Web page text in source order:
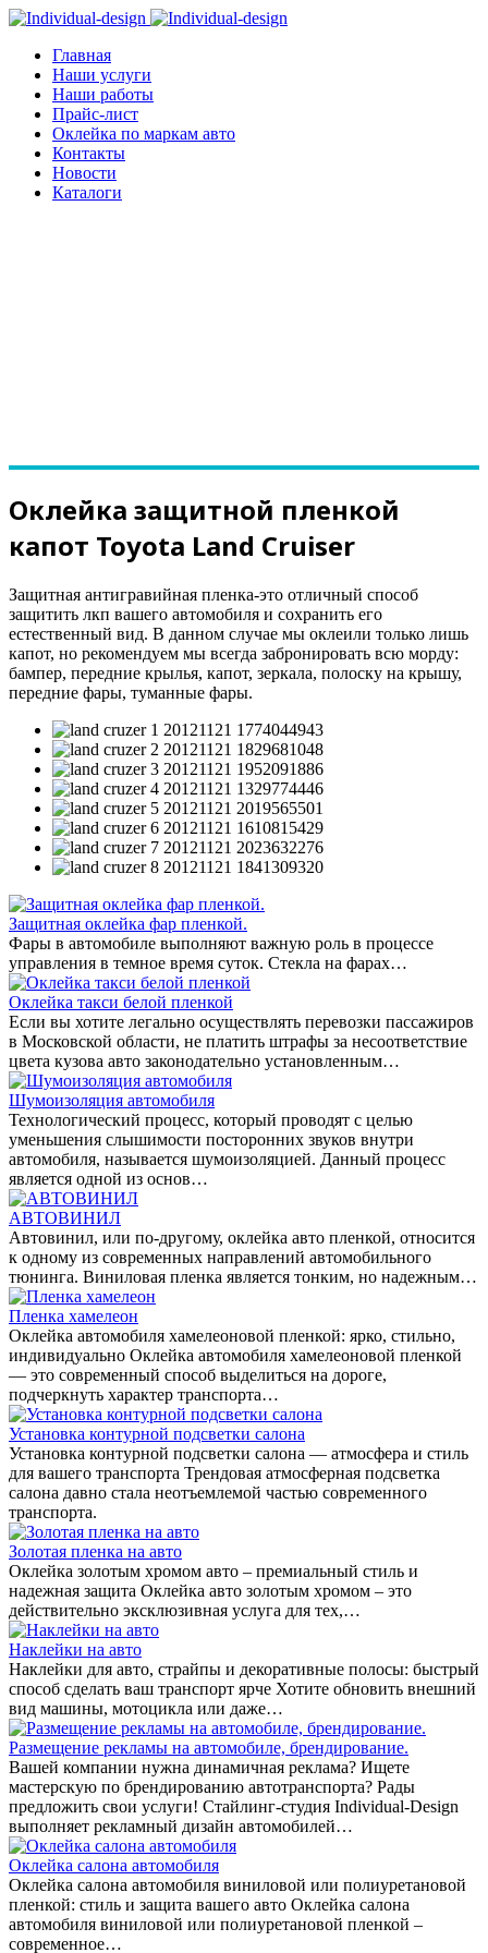
Главная
Наши услуги
Наши работы
Прайс-лист
Оклейка по маркам авто
Контакты
Новости
Каталоги
Оклейка защитной пленкой
капот Toyota Land Cruiser
Защитная антигравийная пленка-это отличный способ
защитить лкп вашего автомобиля и сохранить его
естественный вид. В данном случае мы оклеили только лишь
капот, но рекомендуем мы всегда забронировать всю морду:
бампер, передние крылья, капот, зеркала, полоску на крышу,
передние фары, туманные фары.
Защитная оклейка фар пленкой.
Фары в автомобиле выполняют важную роль в процессе
управления в темное время суток. Стекла на фарах…
Оклейка такси белой пленкой
Если вы хотите легально осуществлять перевозки пассажиров
в Московской области, не платить штрафы за несоответствие
цвета кузова авто законодательно установленным…
Шумоизоляция автомобиля
Технологический процесс, который проводят с целью
уменьшения слышимости посторонних звуков внутри
автомобиля, называется шумоизоляцией. Данный процесс
является одной из основ…
АВТОВИНИЛ
Автовинил, или по-другому, оклейка авто пленкой, относится
к одному из современных направлений автомобильного
тюнинга. Виниловая пленка является тонким, но надежным…
Пленка хамелеон
Оклейка автомобиля хамелеоновой пленкой: ярко, стильно,
индивидуально Оклейка автомобиля хамелеоновой пленкой
— это современный способ выделиться на дороге,
подчеркнуть характер транспорта…
Установка контурной подсветки салона
Установка контурной подсветки салона — атмосфера и стиль
для вашего транспорта Трендовая атмосферная подсветка
салона давно стала неотъемлемой частью современного
транспорта.
Золотая пленка на авто
Оклейка золотым хромом авто – премиальный стиль и
надежная защита Оклейка авто золотым хромом – это
действительно эксклюзивная услуга для тех,…
Наклейки на авто
Наклейки для авто, страйпы и декоративные полосы: быстрый
способ сделать ваш транспорт ярче Хотите обновить внешний
вид машины, мотоцикла или даже…
Размещение рекламы на автомобиле, брендирование.
Вашей компании нужна динамичная реклама? Ищете
мастерскую по брендированию автотранспорта? Рады
предложить свои услуги! Стайлинг-студия Individual-Design
выполняет рекламный дизайн автомобилей…
Оклейка салона автомобиля
Оклейка салона автомобиля виниловой или полиуретановой
пленкой: стиль и защита вашего авто Оклейка салона
автомобиля виниловой или полиуретановой пленкой –
современное…